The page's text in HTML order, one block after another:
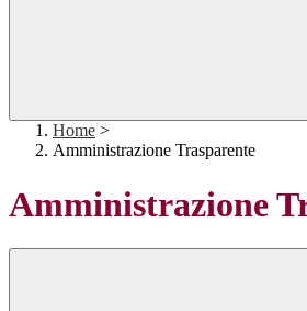
Home >
Amministrazione Trasparente
Amministrazione